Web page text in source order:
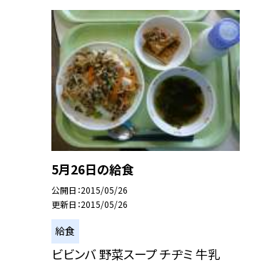
5月26日の給食
公開日 2015/05/26
更新日 2015/05/26
給食
ビビンバ 野菜スープ チヂミ 牛乳